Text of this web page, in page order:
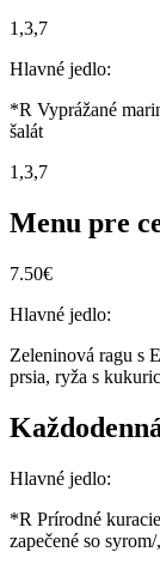
1,3,7
Hlavné jedlo:
*R Vyprážané
šalát
1,3,7
Menu pre
7.50€
Hlavné jedlo:
Zeleninová ragu s
prsia, ryža s
Hlavné jedlo:
*R Prírodné
zapečené so